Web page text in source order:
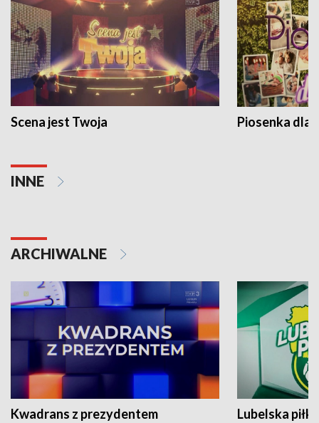
Scena jest Twoja Piosenka dla
INNE
ARCHIWALNE
Kwadrans z prezydentem Lubelska piłka